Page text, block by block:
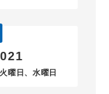
曜日、水曜日